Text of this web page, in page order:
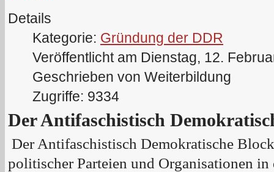
Details
Kategorie: Gründung der DDR
Veröffentlicht am Dienstag, 12.
Geschrieben von Weiterbildung
Zugriffe: 9334
Der Antifaschistisch
Der Antifaschistisch Demokratische
politischer Parteien und Organisationen in